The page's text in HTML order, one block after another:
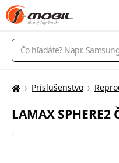
Vyhľadávanie
Tu
nachádzate:
Príslušenstvo
LAMAX SPHERE2